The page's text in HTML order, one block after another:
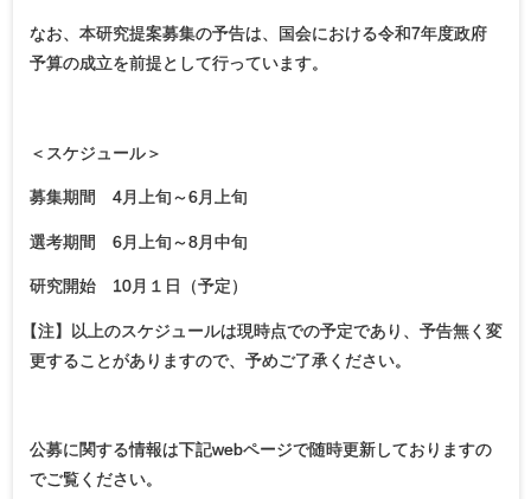
なお、本研究提案募集の予告は、国会における令和7年度政府
予算の成立を前提として行っています。
＜スケジュール＞
募集期間 4月上旬～6月上旬
選考期間 6月上旬～8月中旬
研究開始 10月１日（予定）
【注】以上のスケジュールは現時点での予定であり、予告無く変
更することがありますので、予めご了承ください。
公募に関する情報は下記webページで随時更新しておりますの
でご覧ください。